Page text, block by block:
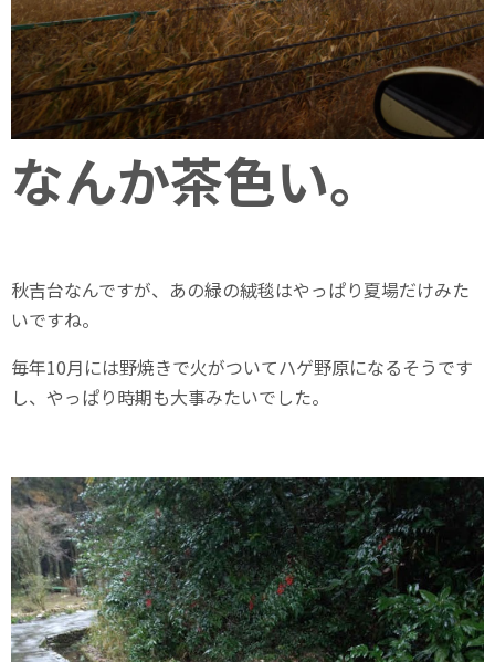
なんか茶色い。
秋吉台なんですが、あの緑の絨毯はやっぱり夏場だけみた
いですね。
毎年10月には野焼きで火がついてハゲ野原になるそうです
し、やっぱり時期も大事みたいでした。